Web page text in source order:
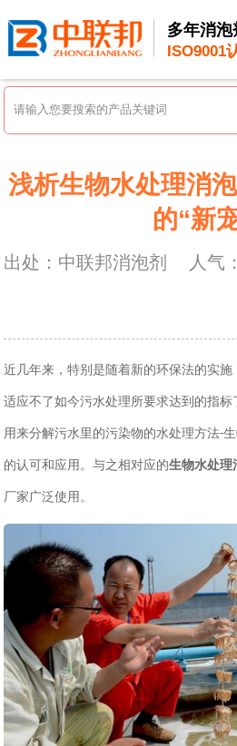
多年消
ISO9001
浅析生物水处理消
的“新
出处：中联邦消泡剂 人气
近几年来，特别是随着新的环保法的实
适应不了如今污水处理所要求达到的指
用来分解污水里的污染物的水处理方法-
的认可和应用。与之相对应的生物水处理
厂家广泛使用。